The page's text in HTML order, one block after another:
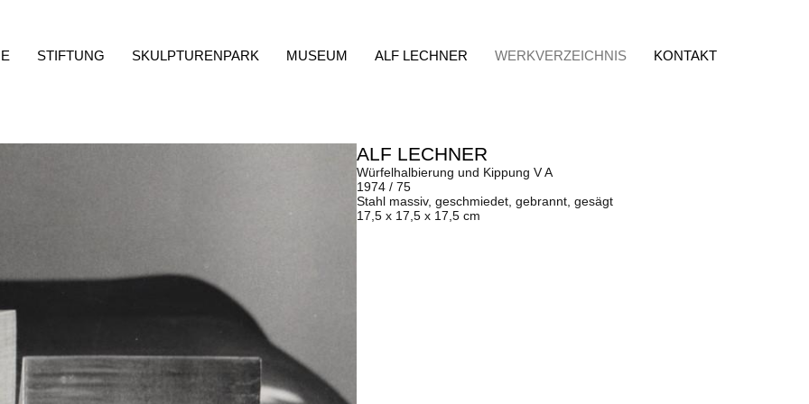
STIFTUNG SKULPTURENPARK MUSEUM ALF LECHNER WERKVERZEICHNIS KONTAKT
ALF LECHNER
Würfelhalbierung und Kippung V A
1974 / 75
Stahl massiv, geschmiedet, gebrannt, gesägt
17,5 x 17,5 x 17,5 cm